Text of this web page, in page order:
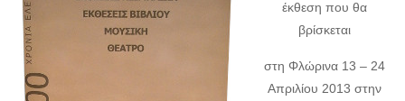
έκθεση που θα
βρίσκεται
στη Φλώρινα 13 – 24
Απριλίου 2013 στην